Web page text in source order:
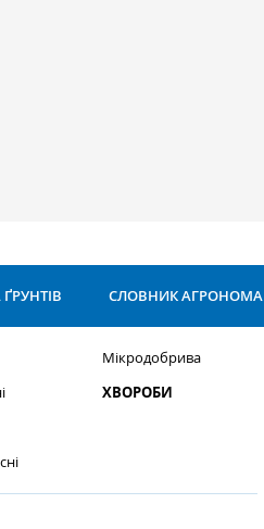
СЛОВНИК АГРОНОМА
Мікродобрива
ХВОРОБИ